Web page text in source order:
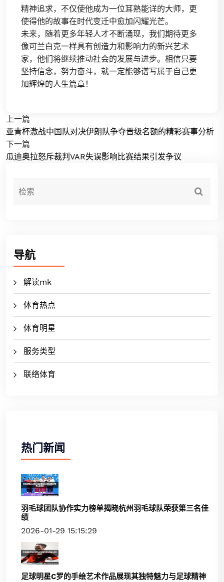
精神追求，不仅使他成为一位耳熟能详的大师，更
使得他的故事在时代变迁中愈加闪耀光芒。
未来，随着更多年轻人才不断涌现，我们期待更多
像可兰白克一样具有创造力和影响力的新兴艺术
家，他们将继续推动社会的发展与进步。相信只要
坚持信念，努力奋斗，就一定能够谱写属于自己更
加辉煌的人生篇章！
上一篇
亚青杯激战中国队对决伊朗队争夺晋级名额的精彩赛事分析
下一篇
瓜迪奥拉怒斥裁判VAR失误影响比赛结果引发争议
导航
解读mk
体育热点
体育明星
服务类型
联络体育
热门新闻
羽毛球团队协作实力榜单揭晓杭州羽毛球队荣获第三名佳
绩
2026-01-29 15:15:29
足球明星C罗的手绘艺术作品展现其独特魅力与足球精神